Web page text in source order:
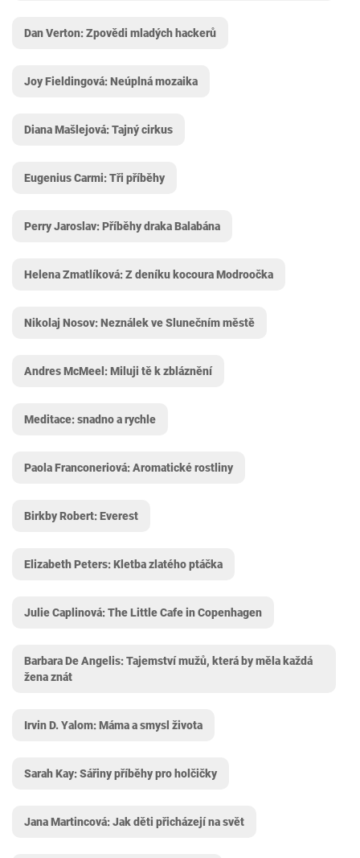
Dan Verton: Zpovědi mladých hackerů
Joy Fieldingová: Neúplná mozaika
Diana Mašlejová: Tajný cirkus
Eugenius Carmi: Tři příběhy
Perry Jaroslav: Příběhy draka Balabána
Helena Zmatlíková: Z deníku kocoura Modroočka
Nikolaj Nosov: Neználek ve Slunečním městě
Andres McMeel: Miluji tě k zbláznění
Meditace: snadno a rychle
Paola Franconeriová: Aromatické rostliny
Birkby Robert: Everest
Elizabeth Peters: Kletba zlatého ptáčka
Julie Caplinová: The Little Cafe in Copenhagen
Barbara De Angelis: Tajemství mužů, která by měla každá
žena znát
Irvin D. Yalom: Máma a smysl života
Sarah Kay: Sářiny příběhy pro holčičky
Jana Martincová: Jak děti přicházejí na svět